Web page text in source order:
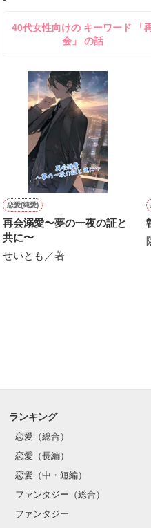
＊レビュー御礼＊
きます。
2018.02 完結
※続編あり
『不埒な先生のいびつな溺
＊kota55様、godisdora様、
40代女性向けの キーワード 「
会」 の話
恋愛(純愛)
再会溺愛〜夢の一夜の証と
共に〜
せいとも／著
ランキング
恋愛（総合）
恋愛（長編）
恋愛（中・短編）
ファンタジー（総合）
ファンタジー